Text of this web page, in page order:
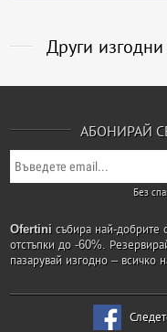
Други
АБОНИРАЙ
Без
Ofertini събира най-добрите
отстъпки до -60%.
пазарувай изгодно – всичко